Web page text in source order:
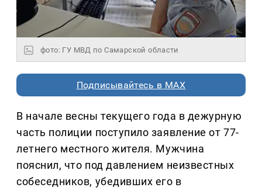
фото: ГУ МВД по Самарской области
Подписывайтесь в MAX
В начале весны текущего года в дежурную
часть полиции поступило заявление от 77-
летнего местного жителя. Мужчина
пояснил, что под давлением неизвестных
собеседников, убедивших его в